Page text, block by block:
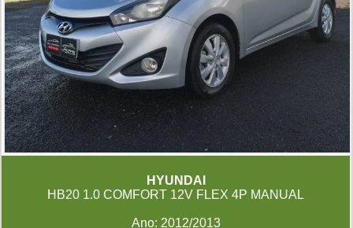
HYUNDAI
HB20 1.0 COMFORT 12V FLEX 4P MANUAL
Ano: 2012/2013